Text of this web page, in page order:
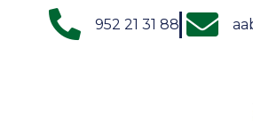
952 21 31 88